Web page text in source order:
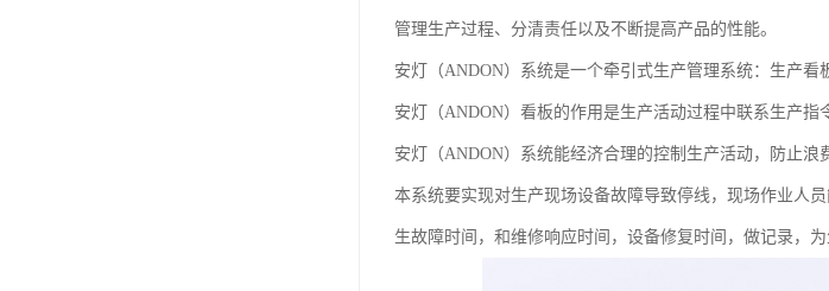
管理生产过程、分清责任以及不断提高产品的性能。
安灯（ANDON）系统是一个牵引式生产管理系统：生产
安灯（ANDON）看板的作用是生产活动过程中联系生产
安灯（ANDON）系统能经济合理的控制生产活动，防止
本系统要实现对生产现场设备故障导致停线，现场作业人
生故障时间，和维修响应时间，设备修复时间，做记录，